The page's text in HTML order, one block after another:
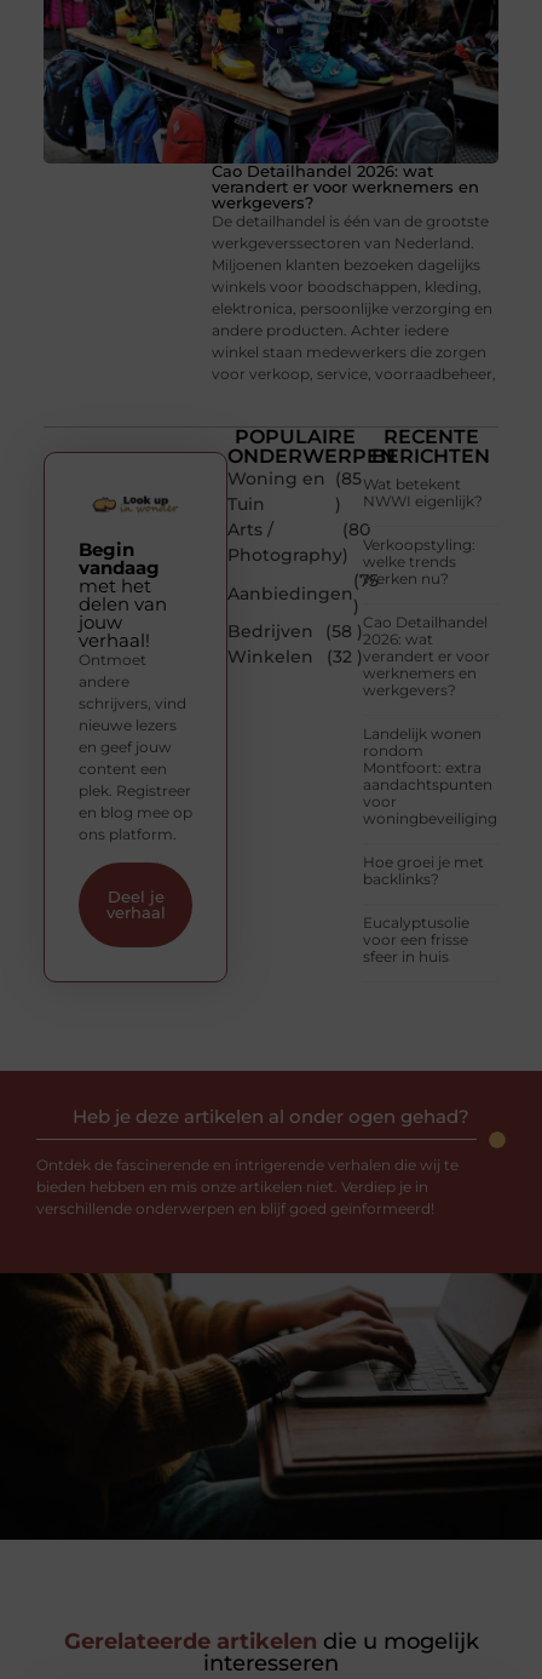
Cao Detailhandel 2026: wat
verandert er voor werknemers en
werkgevers?
De detailhandel is één van de grootste
werkgeverssectoren van Nederland.
Miljoenen klanten bezoeken dagelijks
winkels voor boodschappen, kleding,
elektronica, persoonlijke verzorging en
andere producten. Achter iedere
winkel staan medewerkers die zorgen
voor verkoop, service, voorraadbeheer,
POPULAIRE
ONDERWERPEN
Woning en
Tuin
(85
)
Arts /
Photography
(80
)
Aanbiedingen
(75
)
Bedrijven
(58 )
Winkelen
(32 )
RECENTE
BERICHTEN
Wat betekent
NWWI eigenlijk?
Verkoopstyling:
welke trends
werken nu?
Cao Detailhandel
2026: wat
verandert er voor
werknemers en
werkgevers?
Landelijk wonen
rondom
Montfoort: extra
aandachtspunten
voor
woningbeveiliging
Hoe groei je met
backlinks?
Eucalyptusolie
voor een frisse
sfeer in huis
Begin
vandaag
met het
delen van
jouw
verhaal!
Ontmoet
andere
schrijvers, vind
nieuwe lezers
en geef jouw
content een
plek. Registreer
en blog mee op
ons platform.
Deel je
verhaal
Heb je deze artikelen al onder ogen gehad?
Ontdek de fascinerende en intrigerende verhalen die wij te
bieden hebben en mis onze artikelen niet. Verdiep je in
verschillende onderwerpen en blijf goed geïnformeerd!
Gerelateerde artikelen die u mogelijk
interesseren